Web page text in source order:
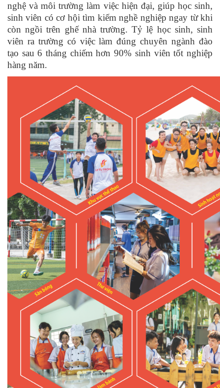
nghệ và môi trường làm việc hiện đại, giúp học sinh,
sinh viên có cơ hội tìm kiếm nghề nghiệp ngay từ khi
còn ngồi trên ghế nhà trường. Tỷ lệ học sinh, sinh
viên ra trường có việc làm đúng chuyên ngành đào
tạo sau 6 tháng chiếm hơn 90% sinh viên tốt nghiệp
hàng năm.